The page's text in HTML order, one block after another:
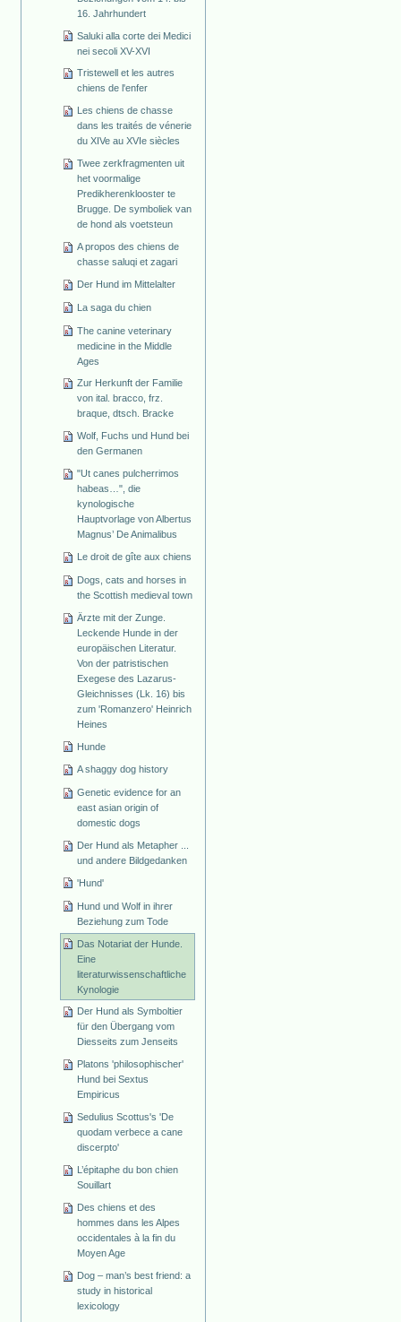
16. Jahrhundert
Saluki alla corte dei Medici
nei secoli XV-XVI
Tristewell et les autres
chiens de l'enfer
Les chiens de chasse
dans les traités de vénerie
du XIVe au XVIe siècles
Twee zerkfragmenten uit
het voormalige
Predikherenklooster te
Brugge. De symboliek van
de hond als voetsteun
A propos des chiens de
chasse saluqi et zagari
Der Hund im Mittelalter
La saga du chien
The canine veterinary
medicine in the Middle
Ages
Zur Herkunft der Familie
von ital. bracco, frz.
braque, dtsch. Bracke
Wolf, Fuchs und Hund bei
den Germanen
"Ut canes pulcherrimos
habeas…", die
kynologische
Hauptvorlage von Albertus
Magnus’ De Animalibus
Le droit de gîte aux chiens
Dogs, cats and horses in
the Scottish medieval town
Ärzte mit der Zunge.
Leckende Hunde in der
europäischen Literatur.
Von der patristischen
Exegese des Lazarus-
Gleichnisses (Lk. 16) bis
zum 'Romanzero' Heinrich
Heines
Hunde
A shaggy dog history
Genetic evidence for an
east asian origin of
domestic dogs
Der Hund als Metapher ...
und andere Bildgedanken
'Hund'
Hund und Wolf in ihrer
Beziehung zum Tode
Das Notariat der Hunde.
Eine
literaturwissenschaftliche
Kynologie
Der Hund als Symboltier
für den Übergang vom
Diesseits zum Jenseits
Platons 'philosophischer'
Hund bei Sextus
Empiricus
Sedulius Scottus's 'De
quodam verbece a cane
discerpto'
L’épitaphe du bon chien
Souillart
Des chiens et des
hommes dans les Alpes
occidentales à la fin du
Moyen Age
Dog – man’s best friend: a
study in historical
lexicology